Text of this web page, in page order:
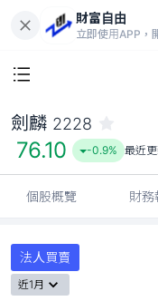
財富自由
立即使用APP，
劍麟 2228
76.10 -0.9% 最近更
個股概覽 財務
法人買賣
近1月